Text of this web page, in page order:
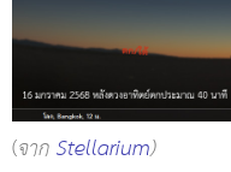
(จากStellarium)